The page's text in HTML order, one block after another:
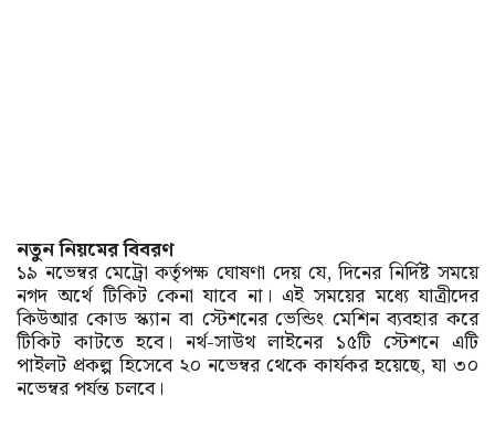
নতুন নিয়মের বিবরণ
১৯ নভেম্বর মেট্রো কর্তৃপক্ষ ঘোষণা দেয় যে, দিনের নির্দিষ্ট সময়ে
নগদ অর্থে টিকিট কেনা যাবে না। এই সময়ের মধ্যে যাত্রীদের
কিউআর কোড স্ক্যান বা স্টেশনের ভেন্ডিং মেশিন ব্যবহার করে
টিকিট কাটতে হবে। নর্থ-সাউথ লাইনের ১৫টি স্টেশনে এটি
পাইলট প্রকল্প হিসেবে ২০ নভেম্বর থেকে কার্যকর হয়েছে, যা ৩০
নভেম্বর পর্যন্ত চলবে।